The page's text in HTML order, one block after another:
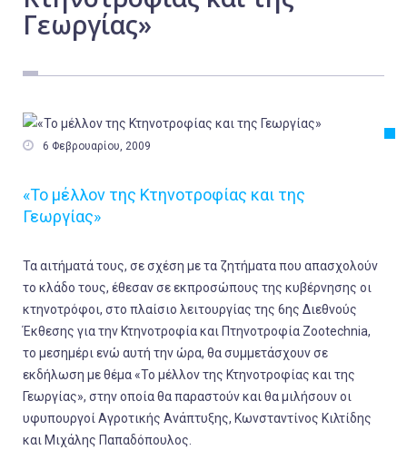
Γεωργίας»
 6 Φεβρουαρίου, 2009
«Το μέλλον της Κτηνοτροφίας και της
Γεωργίας»
Τα αιτήματά τους, σε σχέση με τα ζητήματα που απασχολούν
το κλάδο τους, έθεσαν σε εκπροσώπους της κυβέρνησης οι
κτηνοτρόφοι, στο πλαίσιο λειτουργίας της 6ης Διεθνούς
Έκθεσης για την Κτηνοτροφία και Πτηνοτροφία Zootechnia,
το μεσημέρι ενώ αυτή την ώρα, θα συμμετάσχουν σε
εκδήλωση με θέμα «Το μέλλον της Κτηνοτροφίας και της
Γεωργίας», στην οποία θα παραστούν και θα μιλήσουν οι
υφυπουργοί Αγροτικής Ανάπτυξης, Κωνσταντίνος Κιλτίδης
και Μιχάλης Παπαδόπουλος.
Πολιτική
Αστυνομικό Δελτίο